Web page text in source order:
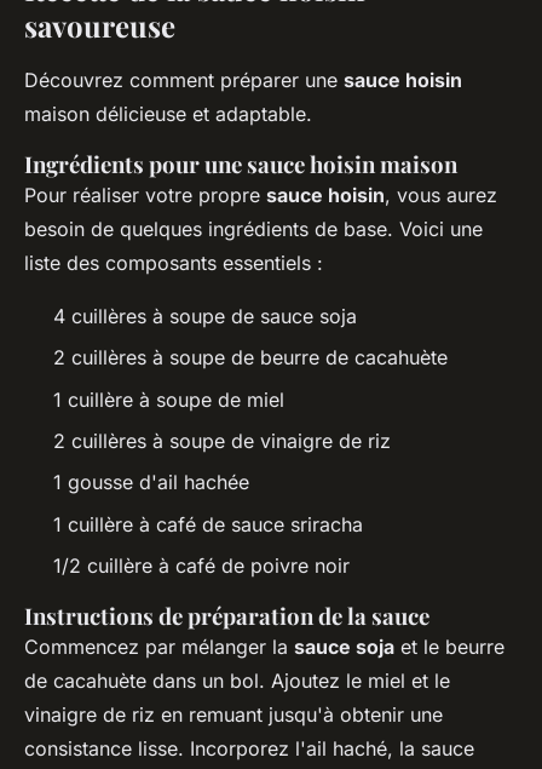
savoureuse
Découvrez comment préparer une sauce hoisin
maison délicieuse et adaptable.
Ingrédients pour une sauce hoisin maison
Pour réaliser votre propre sauce hoisin, vous aurez
besoin de quelques ingrédients de base. Voici une
liste des composants essentiels :
4 cuillères à soupe de sauce soja
2 cuillères à soupe de beurre de cacahuète
1 cuillère à soupe de miel
2 cuillères à soupe de vinaigre de riz
1 gousse d'ail hachée
1 cuillère à café de sauce sriracha
1/2 cuillère à café de poivre noir
Instructions de préparation de la sauce
Commencez par mélanger la sauce soja et le beurre
de cacahuète dans un bol. Ajoutez le miel et le
vinaigre de riz en remuant jusqu'à obtenir une
consistance lisse. Incorporez l'ail haché, la sauce